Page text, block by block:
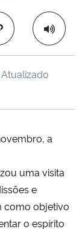
Copiar para área
Atualizado
a
uma visita
e
como objetivo
o espírito